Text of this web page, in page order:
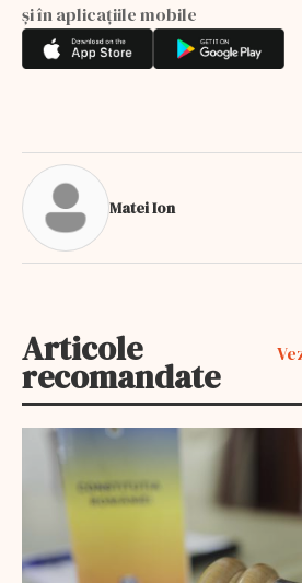
și în aplicațiile mobile
Matei Ion
Articole
recomandate